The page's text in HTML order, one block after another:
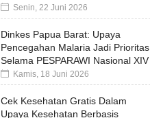
Senin, 22 Juni 2026
Dinkes Papua Barat: Upaya
Pencegahan Malaria Jadi Prioritas
Selama PESPARAWI Nasional XIV
Kamis, 18 Juni 2026
Cek Kesehatan Gratis Dalam
Upaya Kesehatan Berbasis